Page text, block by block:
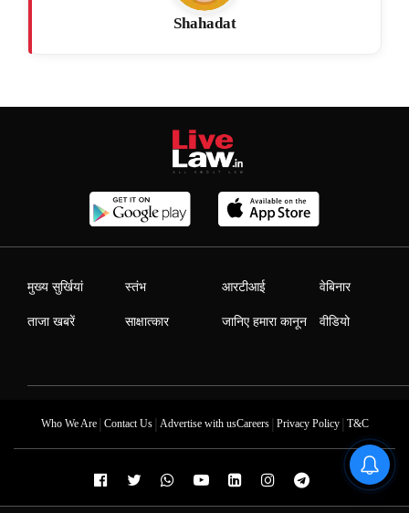
Shahadat
मुख्य सुर्खियां
ताजा खबरें
स्तंभ
साक्षात्कार
आरटीआई
जानिए हमारा कानून
वेबिनार
वीडियो
Who We Are| Contact Us| Advertise with usCareers| Privacy Policy| T&C